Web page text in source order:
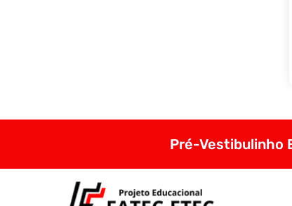
Pré-Vestibulinho